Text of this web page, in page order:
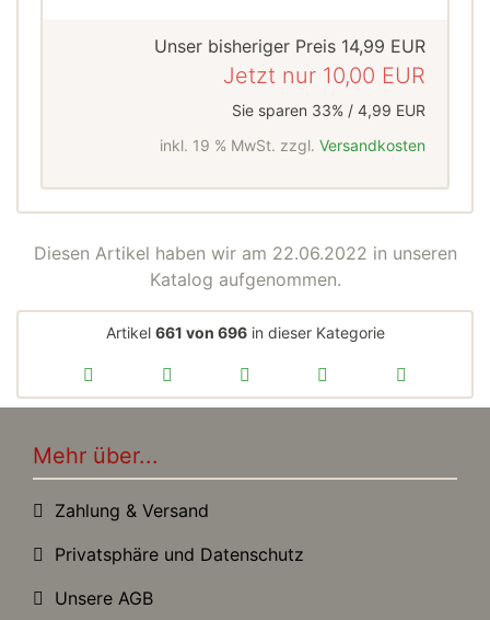
Unser bisheriger Preis 14,99 EUR
Jetzt nur 10,00 EUR
Sie sparen 33% / 4,99 EUR
inkl. 19 % MwSt. zzgl. Versandkosten
Diesen Artikel haben wir am 22.06.2022 in unseren
Katalog aufgenommen.
Artikel 661 von 696in dieser Kategorie
Mehr über...
Zahlung & Versand
Privatsphäre und Datenschutz
Unsere AGB